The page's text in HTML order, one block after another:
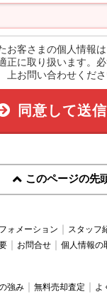
客さまの個人情報は
正に取り扱います。
上お問い合わせくださ
同意して送
このページの先
ォメーション スタッフ
お問合せ 個人情報の
強み 無料売却査定 よ